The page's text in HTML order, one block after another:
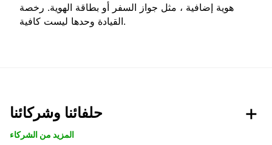
هوية إضافية ، مثل جواز السفر أو بطاقة الهوية. رخصة
القيادة وحدها ليست كافية.
حلفائنا وشركائنا
المزيد من الشركاء